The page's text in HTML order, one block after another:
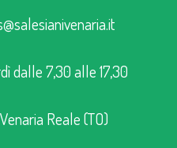
dalle 7,30 alle 17,30
Reale (TO)